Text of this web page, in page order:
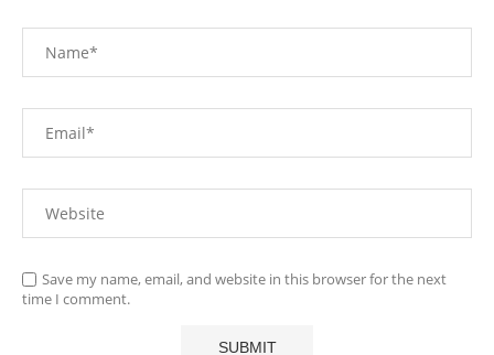
Save my name, email, and website in this browser for the next
time I comment.